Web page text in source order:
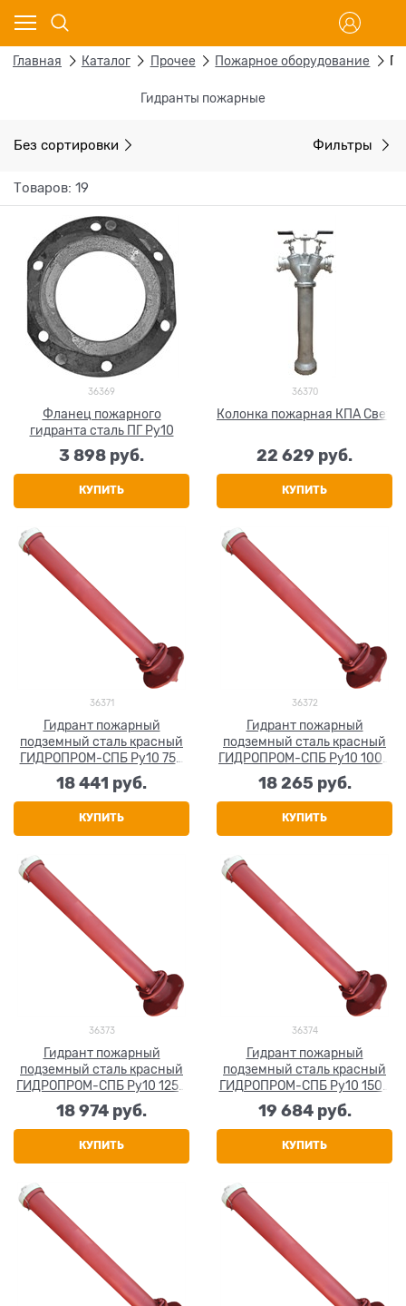
Главная Каталог Прочее Пожарное оборудование
Гидранты пожарные
Без сортировки Фильтры
Товаров: 19
36369
Фланец пожарного
гидранта сталь ПГ Ру10
3 898 руб.
КУПИТЬ
36370
Колонка пожарная КПА Свет
22 629 руб.
КУПИТЬ
36371
Гидрант пожарный
подземный сталь красный
ГИДРОПРОМ-СПБ Ру10 750
мм
18 441 руб.
КУПИТЬ
36372
Гидрант пожарный
подземный сталь красный
ГИДРОПРОМ-СПБ Ру10 1000
мм
18 265 руб.
КУПИТЬ
36373
Гидрант пожарный
подземный сталь красный
ГИДРОПРОМ-СПБ Ру10 1250
мм
18 974 руб.
КУПИТЬ
36374
Гидрант пожарный
подземный сталь красный
ГИДРОПРОМ-СПБ Ру10 1500
мм
19 684 руб.
КУПИТЬ